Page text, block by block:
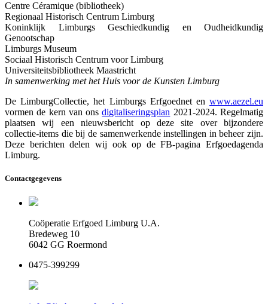
Centre Céramique (bibliotheek)
Regionaal Historisch Centrum Limburg
Koninklijk Limburgs Geschiedkundig en Oudheidkundig
Genootschap
Limburgs Museum
Sociaal Historisch Centrum voor Limburg
Universiteitsbibliotheek Maastricht
In samenwerking met het Huis voor de Kunsten Limburg
De LimburgCollectie, het Limburgs Erfgoednet en www.aezel.eu
vormen de kern van onsdigitaliseringsplan 2021-2024. Regelmatig
plaatsen wij een nieuwsbericht op deze site over bijzondere
collectie-items die bij de samenwerkende instellingen in beheer zijn.
Deze berichten delen wij ook op de FB-pagina Erfgoedagenda
Limburg.
Contactgegevens
Coöperatie Erfgoed Limburg U.A.
Bredeweg 10
6042 GG Roermond
0475-399299